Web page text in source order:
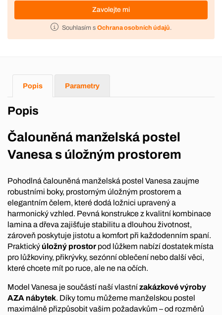
Zavolejte mi
Souhlasím s Ochrana osobních údajů.
Popis Parametry
Popis
Čalouněná manželská postel
Vanesa s úložným prostorem
Pohodlná čalouněná manželská postel Vanesa zaujme
robustními boky, prostorným úložným prostorem a
elegantním čelem, které dodá ložnici upravený a
harmonický vzhled. Pevná konstrukce z kvalitní kombinace
lamina a dřeva zajišťuje stabilitu a dlouhou životnost,
zároveň poskytuje jistotu a komfort při každodenním spaní.
Praktický úložný prostor pod lůžkem nabízí dostatek místa
pro lůžkoviny, přikrývky, sezónní oblečení nebo další věci,
které chcete mít po ruce, ale ne na očích.
Model Vanesa je součástí naší vlastnízakázkové výroby
AZA nábytek. Díky tomu můžeme manželskou postel
maximálně přizpůsobit vašim požadavkům – od rozměrů